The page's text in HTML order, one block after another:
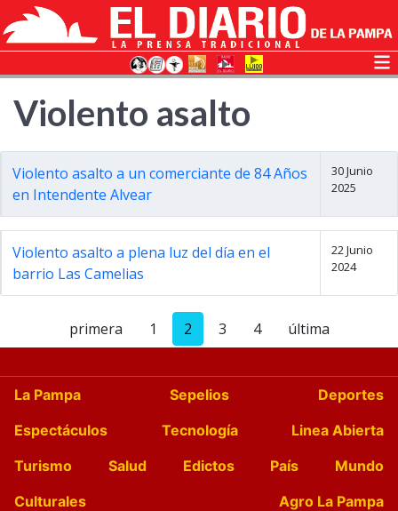
Violento asalto
Violento asalto a un comerciante de 84 Años
en Intendente Alvear
30 Junio
2025
Violento asalto a plena luz del día en el
barrio Las Camelias
22 Junio
2024
primera 1 2 3 4 última
La Pampa Sepelios
Deportes
Espectáculos
Tecnología
Linea Abierta
Turismo
Salud Edictos País
Mundo
Culturales
Agro La Pampa